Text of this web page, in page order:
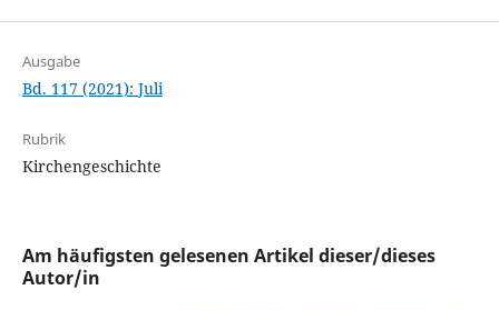
Ausgabe
Bd. 117 (2021): Juli
Rubrik
Kirchengeschichte
Am häufigsten gelesenen Artikel dieser/dieses
Autor/in